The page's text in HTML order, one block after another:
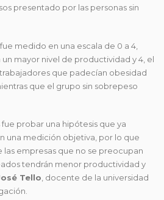
presentado por las personas sin
medido en una escala de 0 a 4,
mayor nivel de productividad y 4, el
que padecían obesidad
que el grupo sin sobrepeso
probar una hipótesis que ya
una medición objetiva, por lo que
empresas que no se preocupan
tendrán menor productividad y
Tello, docente de la universidad